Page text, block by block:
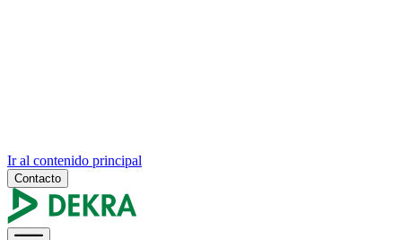
Ir al contenido principal
Contacto